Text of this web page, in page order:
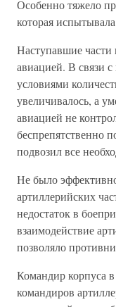
Особенно тяжело
которая
Наступавшие части
авиацией. В связи
условиями
увеличивалось, а
авиацией не
беспрепятственно
подвозил все
Не было
артиллерийских
недостаток в
взаимодействие
позволяло
Командир корпуса
командиров